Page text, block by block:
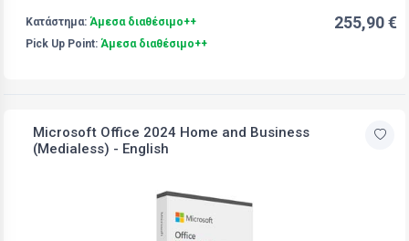
Κατάστημα: Άμεσα διαθέσιμο++
Pick Up Point: Άμεσα διαθέσιμο++
255,90 €
Microsoft Office 2024 Home and Business
(Medialess) - English